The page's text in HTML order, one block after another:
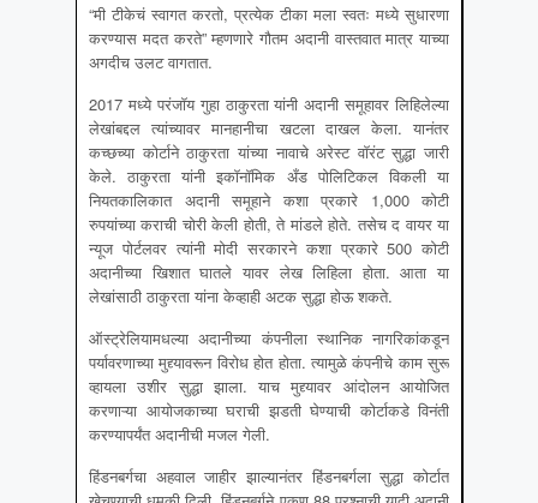
“मी टीकेचं स्वागत करतो, प्रत्येक टीका मला स्वतः मध्ये सुधारणा
करण्यास मदत करते” म्हणणारे गौतम अदानी वास्तवात मात्र याच्या
अगदीच उलट वागतात.
2017 मध्ये परंजॉय गुहा ठाकुरता यांनी अदानी समूहावर लिहिलेल्या
लेखांबद्दल त्यांच्यावर मानहानीचा खटला दाखल केला. यानंतर
कच्छच्या कोर्टाने ठाकुरता यांच्या नावाचे अरेस्ट वॉरंट सुद्धा जारी
केले. ठाकुरता यांनी इकॉनॉमिक अँड पोलिटिकल विकली या
नियतकालिकात अदानी समूहाने कशा प्रकारे 1,000 कोटी
रुपयांच्या कराची चोरी केली होती, ते मांडले होते. तसेच द वायर या
न्यूज पोर्टलवर त्यांनी मोदी सरकारने कशा प्रकारे 500 कोटी
अदानीच्या खिशात घातले यावर लेख लिहिला होता. आता या
लेखांसाठी ठाकुरता यांना केव्हाही अटक सुद्धा होऊ शकते.
ऑस्ट्रेलियामधल्या अदानीच्या कंपनीला स्थानिक नागरिकांकडून
पर्यावरणाच्या मुद्द्यावरून विरोध होत होता. त्यामुळे कंपनीचे काम सुरू
व्हायला उशीर सुद्धा झाला. याच मुद्द्यावर आंदोलन आयोजित
करणाऱ्या आयोजकाच्या घराची झडती घेण्याची कोर्टाकडे विनंती
करण्यापर्यंत अदानीची मजल गेली.
हिंडनबर्गचा अहवाल जाहीर झाल्यानंतर हिंडनबर्गला सुद्धा कोर्टात